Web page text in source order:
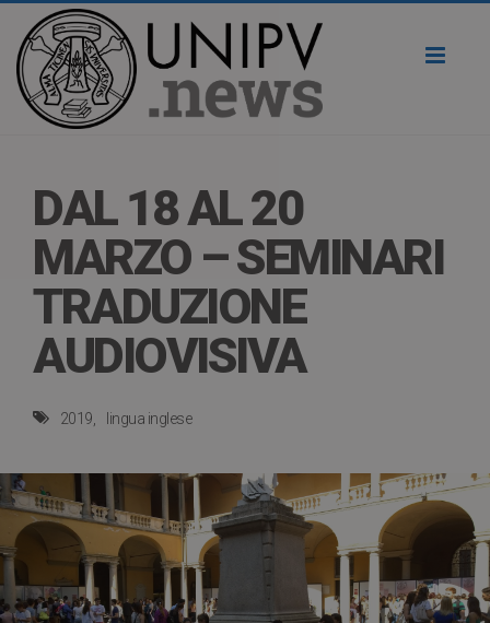
DAL 18 AL 20
MARZO – SEMINARI
TRADUZIONE
AUDIOVISIVA
2019 lingua inglese